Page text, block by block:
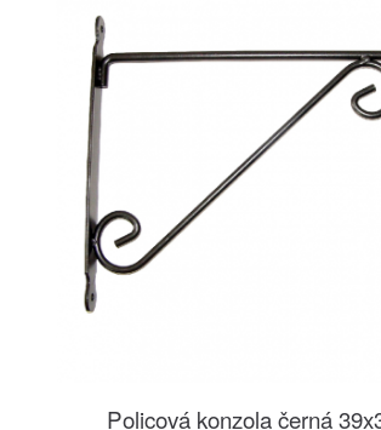
Policová konzola černá